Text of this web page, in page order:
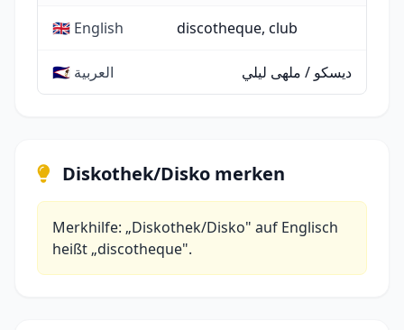
🇬🇧 English discotheque, club
🇸🇦 العربية ديسكو / ملهى ليلي
Diskothek/Disko merken
Merkhilfe: „Diskothek/Disko" auf Englisch
heißt „discotheque".